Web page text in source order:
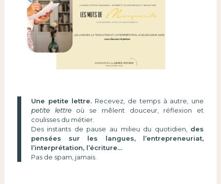
Une petite lettre. Recevez, de temps à autre, une
petite lettreoù se mêlent douceur, réflexion et
coulisses du métier.
Des instants de pause au milieu du quotidien, des
pensées sur les langues, l’entrepreneuriat,
l’interprétation, l’écriture…
Pas de spam, jamais.